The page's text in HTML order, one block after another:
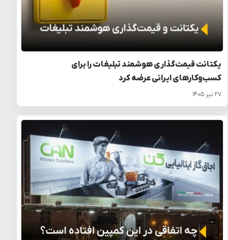
یکتانت قیمت‌گذاری هوشمند تبلیغات را برای
کسب‌وکارهای ایرانی عرضه کرد
۲۷ تیر ۱۴۰۵